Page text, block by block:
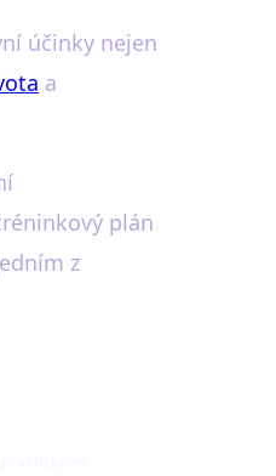
účinky nejen
a
plán
z